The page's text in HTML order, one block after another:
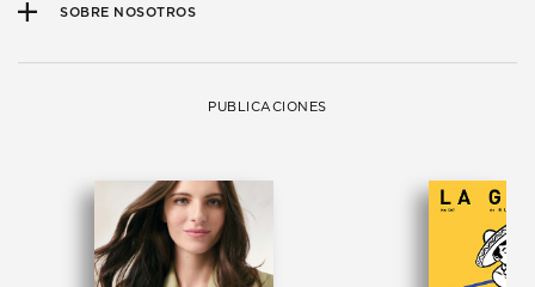
SOBRE NOSOTROS
PUBLICACIONES